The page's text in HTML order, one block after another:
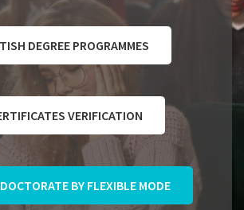
DEGREE PROGRAMMES
VERIFICATION
BY FLEXIBLE MODE